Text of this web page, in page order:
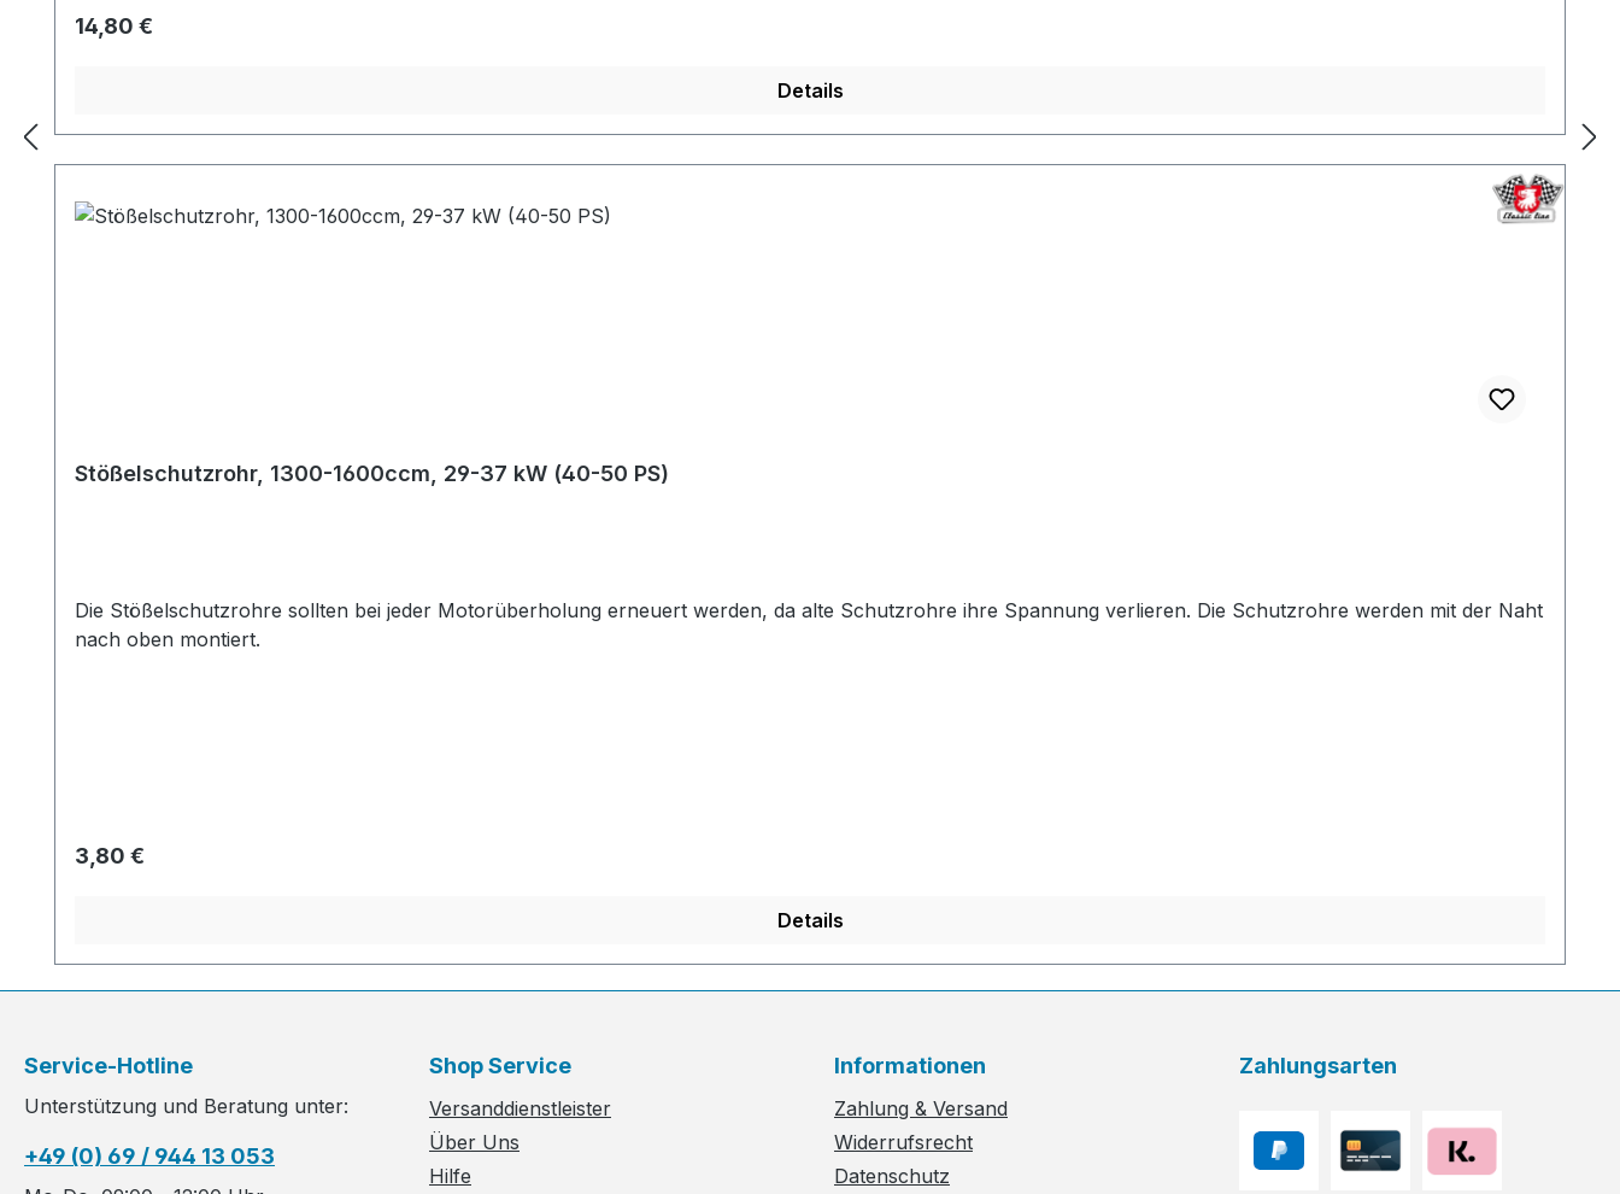
Regulärer Preis:
14,80 €
Details
Stößelschutzrohr, 1300-1600ccm, 29-37 kW (40-50 PS)
Die Stößelschutzrohre sollten bei jeder Motorüberholung erneuert werden, da alte Schutzrohre ihre Spannung verlieren. Die Schutzrohre werden mit der Naht
nach oben montiert.
Regulärer Preis:
3,80 €
Details
Service-Hotline
Unterstützung und Beratung unter:
+49 (0) 69 / 944 13 053
Shop Service
Versanddienstleister
Über Uns
Hilfe
Informationen
Zahlung & Versand
Widerrufsrecht
Datenschutz
Zahlungsarten